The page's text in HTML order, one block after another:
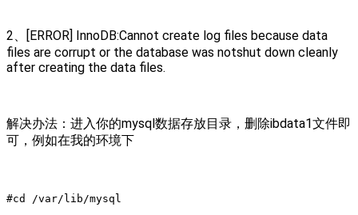
2、[ERROR] InnoDB:Cannot create log files because data
files are corrupt or the database was notshut down cleanly
after creating the data files.
解决办法：进入你的mysql数据存放目录，删除ibdata1文件即
可，例如在我的环境下
#cd /var/lib/mysql